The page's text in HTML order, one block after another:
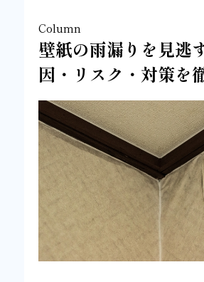
Column
壁紙の雨漏りを見逃
因・リスク・対策を